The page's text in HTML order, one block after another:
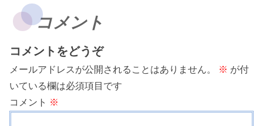
コメント
コメントをどうぞ
メールアドレスが公開されることはありません。 ※ が付
いている欄は必須項目です
コメント ※